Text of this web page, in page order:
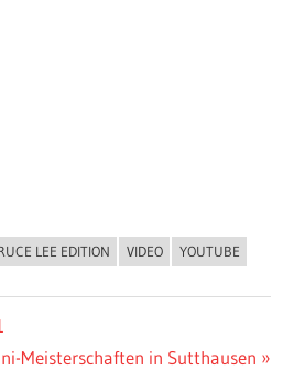
LEE EDITION VIDEO YOUTUBE
Meisterschaften in Sutthausen